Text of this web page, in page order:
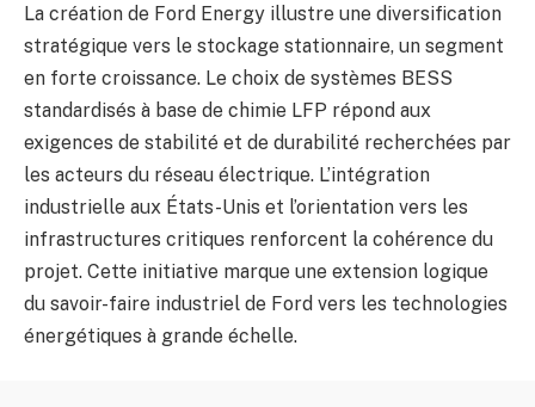
La création de Ford Energy illustre une diversification
stratégique vers le stockage stationnaire, un segment
en forte croissance. Le choix de systèmes BESS
standardisés à base de chimie LFP répond aux
exigences de stabilité et de durabilité recherchées par
les acteurs du réseau électrique. L’intégration
industrielle aux États-Unis et l’orientation vers les
infrastructures critiques renforcent la cohérence du
projet. Cette initiative marque une extension logique
du savoir-faire industriel de Ford vers les technologies
énergétiques à grande échelle.